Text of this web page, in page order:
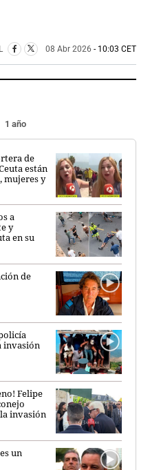
08 Abr 2026 - 10:03 CET
1 año
de
están
mujeres y
a
y
en su
de
invasión
Felipe
invasión
un